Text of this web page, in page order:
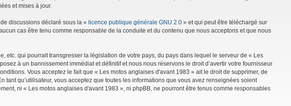
et mises à jour.
discussions déclaré sous la « licence publique générale GNU 2.0 » et qui peut être téléchargé sur
cas être tenu comme responsable de la conduite et du contenu que nous acceptons et que nous
qui pourrait transgresser la législation de votre pays, du pays dans lequel le serveur de « Les
à un bannissement immédiat et définitif et nous nous réservons le droit d’avertir votre fournisseur
Vous acceptez le fait que « Les motos anglaises d'avant 1983 » ait le droit de supprimer, de
qu’utilisateur, vous acceptez que toutes les informations que vous avez renseignées soient
ni « Les motos anglaises d'avant 1983 », ni phpBB, ne pourront être tenus comme responsables